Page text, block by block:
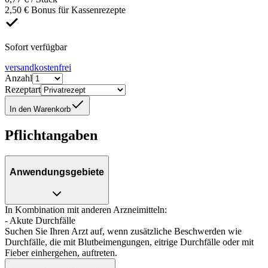
2,50 € Bonus für Kassenrezepte
Sofort verfügbar
versandkostenfrei
Anzahl
Rezeptart
In den Warenkorb
Pflichtangaben
Anwendungsgebiete
In Kombination mit anderen Arzneimitteln:
- Akute Durchfälle
Suchen Sie Ihren Arzt auf, wenn zusätzliche Beschwerden wie
Durchfälle, die mit Blutbeimengungen, eitrige Durchfälle oder mit
Fieber einhergehen, auftreten.